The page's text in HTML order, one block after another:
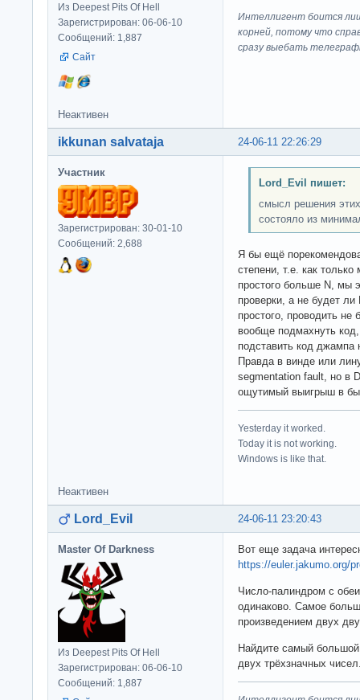
Из Deepest Pits Of Hell
Зарегистрирован: 06-06-10
Сообщений: 1,887
Сайт
Интеллигент боится
корней, потому что
сразу выeбaть
Неактивен
24-06-11 22:26:29
ikkunan salvataja
Участник
Зарегистрирован: 30-01-10
Сообщений: 2,688
Lord_Evil пишет:
смысл решения
состояло из
Я бы ещё
степени, т.е. как
простого больше N, мы
проверки, а не будет ли
простого, проводить
вообще подмахнуть
подставить код
Правда в винде или
segmentation fault, но в
ощутимый выигрыш в
Yesterday it worked.
Today it is not working.
Windows is like that.
Неактивен
24-06-11 23:20:43
Lord_Evil
Master Of Darkness
Из Deepest Pits Of Hell
Зарегистрирован: 06-06-10
Сообщений: 1,887
Вот еще задача
https://euler.jakumo.org/
Число-палиндром с
одинаково. Самое
произведением двух
Найдите самый
двух трёхзначных